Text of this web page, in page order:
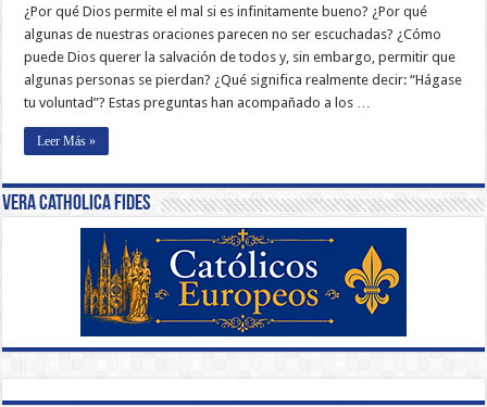
¿Por qué Dios permite el mal si es infinitamente bueno? ¿Por qué
algunas de nuestras oraciones parecen no ser escuchadas? ¿Cómo
puede Dios querer la salvación de todos y, sin embargo, permitir que
algunas personas se pierdan? ¿Qué significa realmente decir: “Hágase
tu voluntad”? Estas preguntas han acompañado a los …
Leer Más »
Vera Catholica Fides